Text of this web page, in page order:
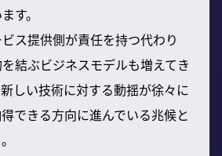
す。
ス提供側が責任を持つ代わり
結ぶビジネスモデルも増えてき
しい技術に対する動揺が徐々に
できる方向に進んでいる兆候と